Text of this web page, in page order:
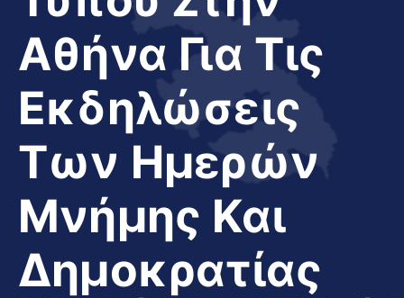
Νησί
Μας
Αθήνα Για Τις
Εκδηλώσεις
Των Ημερών
Μνήμης Και
Δημοκρατίας